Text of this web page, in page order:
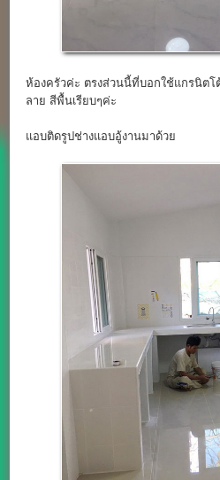
ห้องครัวค่ะ ตรงส่วนนี้ที่บอกใช้แกรนิต
ลาย สีพื้นเรียบๆค่ะ
แอบติดรูปช่างแอบอู้งานมาด้วย